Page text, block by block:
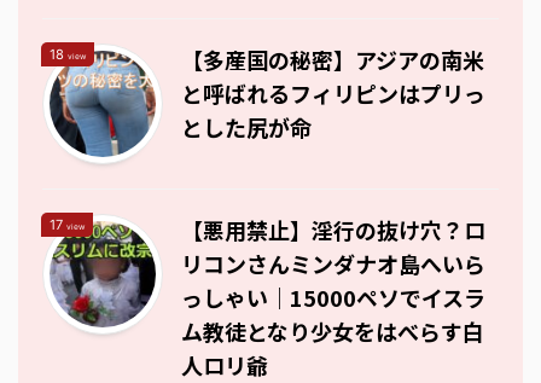
18 view
【多産国の秘密】アジアの南米
と呼ばれるフィリピンはプリっ
とした尻が命
17 view
【悪用禁止】淫行の抜け穴？ロ
リコンさんミンダナオ島へいら
っしゃい｜15000ペソでイスラ
ム教徒となり少女をはべらす白
人ロリ爺